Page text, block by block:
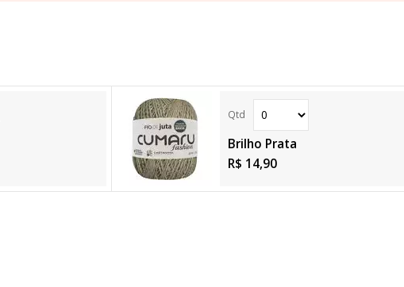
Brilho Prata
R$ 14,90